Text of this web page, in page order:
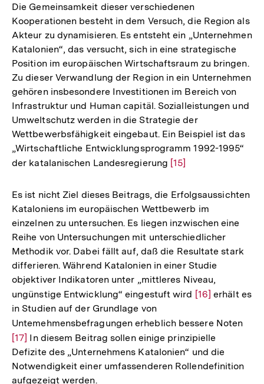
Die Gemeinsamkeit dieser verschiedenen
Kooperationen besteht in dem Versuch, die Region als
Akteur zu dynamisieren. Es entsteht ein „Unternehmen
Katalonien“, das versucht, sich in eine strategische
Position im europäischen Wirtschaftsraum zu bringen.
Zu dieser Verwandlung der Region in ein Unternehmen
gehören insbesondere Investitionen im Bereich von
Infrastruktur und Human capitäl. Sozialleistungen und
Umweltschutz werden in die Strategie der
Wettbewerbsfähigkeit eingebaut. Ein Beispiel ist das
„Wirtschaftliche Entwicklungsprogramm 1992-1995“
der katalanischen Landesregierung Zur
der
Fußnote
[15]
Es ist nicht Ziel dieses Beitrags, die Erfolgsaussichten
Kataloniens im europäischen Wettbewerb im
einzelnen zu untersuchen. Es liegen inzwischen eine
Reihe von Untersuchungen mit unterschiedlicher
Methodik vor. Dabei fällt auf, daß die Resultate stark
differieren. Während Katalonien in einer Studie
objektiver Indikatoren unter „mittleres Niveau,
ungünstige Entwicklung“ eingestuft wird Zur
der
Fußnote
[16] erhält es
in Studien auf der Grundlage von
Untemehmensbefragungen erheblich bessere Noten
[17] In diesem Beitrag sollen einige prinzipielle
Defizite des „Unternehmens Katalonien“ und die
Notwendigkeit einer umfassenderen Rollendefinition
aufgezeigt werden.